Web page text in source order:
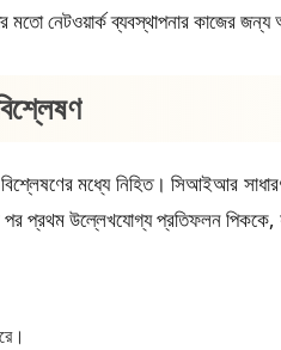
মতো নেটওয়ার্ক ব্যবস্থাপনার কাজের জন্য
মধ্যে নিহিত। সিআইআর
উল্লেখযোগ্য প্রতিফলন পিককে,